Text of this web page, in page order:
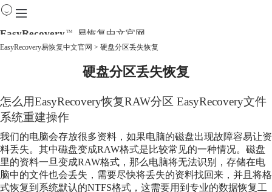
EasyRecovery TM 易恢复中文官网
下载
购买
教程
线下数据恢复
EasyRecovery易恢复中文官网 > 硬盘分区丢失恢复
硬盘分区丢失恢复
怎么用EasyRecovery恢复RAW分区 EasyRecovery文件
系统重建操作
我们的电脑会存放很多资料，如果电脑的磁盘出现故障容易让资
料丢失。其中磁盘变成RAW格式是比较常见的一种情况。磁盘
里的资料一旦变成RAW格式，那么电脑将无法识别，存储在电
脑中的文件也会丢失，需要尽快将丢失的资料找回来，并且将格
式恢复到系统默认的NTFS格式，这需要用到专业的数据恢复工